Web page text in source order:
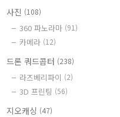
사진 (108)
360 파노라마 (91)
카메라 (12)
드론 쿼드콥터 (238)
라즈베리파이 (2)
3D 프린팅 (56)
지오캐싱 (47)